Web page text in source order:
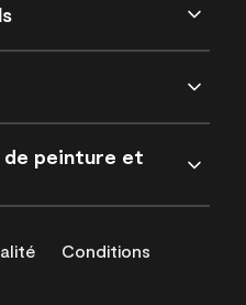
peinture et
Conditions